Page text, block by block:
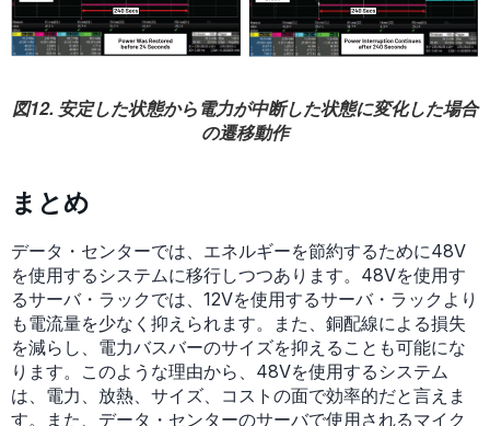
図12. 安定した状態から電力が中断した状態に変化した場合
の遷移動作
まとめ
データ・センターでは、エネルギーを節約するために48V
を使用するシステムに移行しつつあります。48Vを使用す
るサーバ・ラックでは、12Vを使用するサーバ・ラックより
も電流量を少なく抑えられます。また、銅配線による損失
を減らし、電力バスバーのサイズを抑えることも可能にな
ります。このような理由から、48Vを使用するシステム
は、電力、放熱、サイズ、コストの面で効率的だと言えま
す。また、データ・センターのサーバで使用されるマイク